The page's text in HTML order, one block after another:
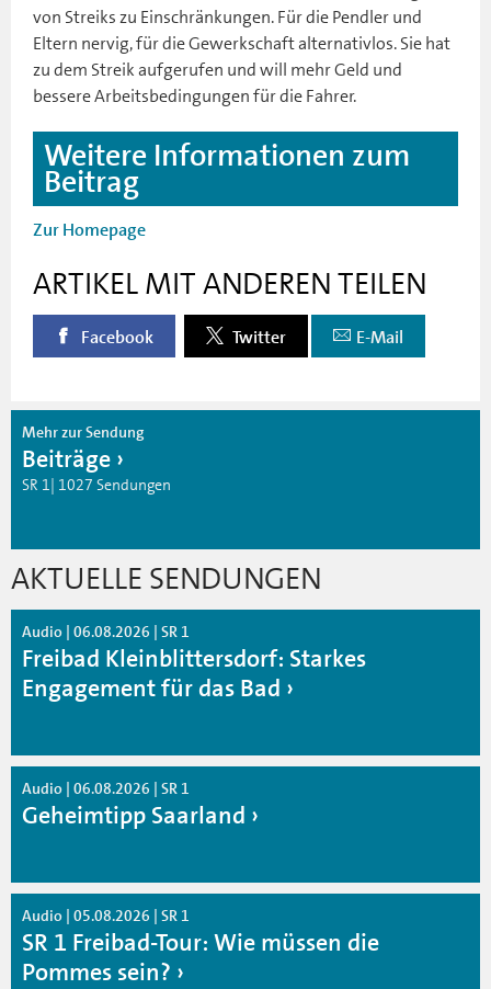
von Streiks zu Einschränkungen. Für die Pendler und
Eltern nervig, für die Gewerkschaft alternativlos. Sie hat
zu dem Streik aufgerufen und will mehr Geld und
bessere Arbeitsbedingungen für die Fahrer.
Weitere Informationen zum
Beitrag
Zur Homepage
ARTIKEL MIT ANDEREN TEILEN
Facebook Twitter E-Mail
Mehr zur Sendung
Beiträge
SR 1| 1027 Sendungen
AKTUELLE SENDUNGEN
Audio | 06.08.2026 | SR 1
Freibad Kleinblittersdorf: Starkes
Engagement für das Bad
Audio | 06.08.2026 | SR 1
Geheimtipp Saarland
Audio | 05.08.2026 | SR 1
SR 1 Freibad-Tour: Wie müssen die
Pommes sein?